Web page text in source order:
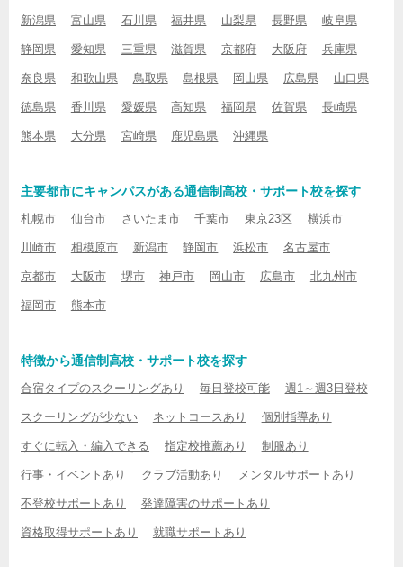
新潟県 富山県 石川県 福井県 山梨県 長野県 岐阜県
静岡県 愛知県 三重県 滋賀県 京都府 大阪府 兵庫県
奈良県 和歌山県 鳥取県 島根県 岡山県 広島県 山口県
徳島県 香川県 愛媛県 高知県 福岡県 佐賀県 長崎県
熊本県 大分県 宮崎県 鹿児島県 沖縄県
主要都市にキャンパスがある通信制高校・サポート校を探す
札幌市 仙台市 さいたま市 千葉市 東京23区 横浜市
川崎市 相模原市 新潟市 静岡市 浜松市 名古屋市
京都市 大阪市 堺市 神戸市 岡山市 広島市 北九州市
福岡市 熊本市
特徴から通信制高校・サポート校を探す
合宿タイプのスクーリングあり 毎日登校可能 週1～週3日登校
スクーリングが少ない ネットコースあり 個別指導あり
すぐに転入・編入できる 指定校推薦あり 制服あり
行事・イベントあり クラブ活動あり メンタルサポートあり
不登校サポートあり 発達障害のサポートあり
資格取得サポートあり 就職サポートあり